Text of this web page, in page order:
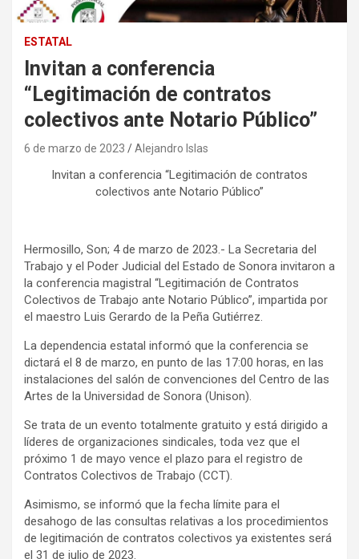
ESTATAL
Invitan a conferencia
“Legitimación de contratos
colectivos ante Notario Público”
6 de marzo de 2023 Alejandro Islas
Invitan a conferencia “Legitimación de contratos
colectivos ante Notario Público”
Hermosillo, Son; 4 de marzo de 2023.- La Secretaria del
Trabajo y el Poder Judicial del Estado de Sonora invitaron a
la conferencia magistral “Legitimación de Contratos
Colectivos de Trabajo ante Notario Público”, impartida por
el maestro Luis Gerardo de la Peña Gutiérrez.
La dependencia estatal informó que la conferencia se
dictará el 8 de marzo, en punto de las 17:00 horas, en las
instalaciones del salón de convenciones del Centro de las
Artes de la Universidad de Sonora (Unison).
Se trata de un evento totalmente gratuito y está dirigido a
líderes de organizaciones sindicales, toda vez que el
próximo 1 de mayo vence el plazo para el registro de
Contratos Colectivos de Trabajo (CCT).
Asimismo, se informó que la fecha límite para el
desahogo de las consultas relativas a los procedimientos
de legitimación de contratos colectivos ya existentes será
el 31 de julio de 2023.